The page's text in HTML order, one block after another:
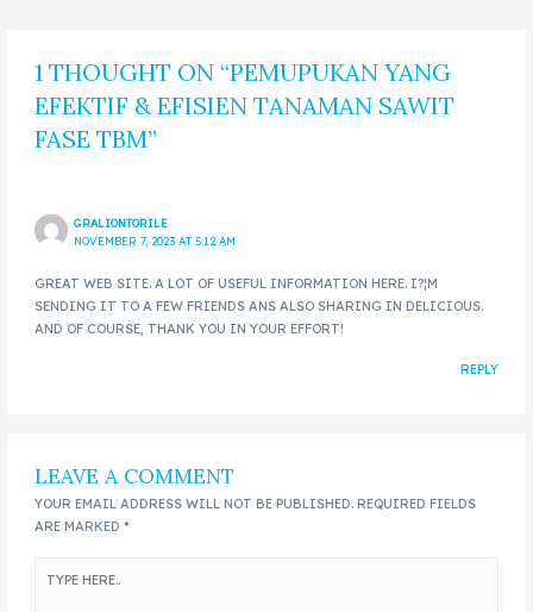
1 THOUGHT ON “PEMUPUKAN YANG
EFEKTIF & EFISIEN TANAMAN SAWIT
FASE TBM”
GRALIONTORILE
NOVEMBER 7, 2023 AT 5:12 AM
GREAT WEB SITE. A LOT OF USEFUL INFORMATION HERE. I?¦M
SENDING IT TO A FEW FRIENDS ANS ALSO SHARING IN DELICIOUS.
AND OF COURSE, THANK YOU IN YOUR EFFORT!
REPLY
LEAVE A COMMENT
YOUR EMAIL ADDRESS WILL NOT BE PUBLISHED. REQUIRED FIELDS
ARE MARKED*